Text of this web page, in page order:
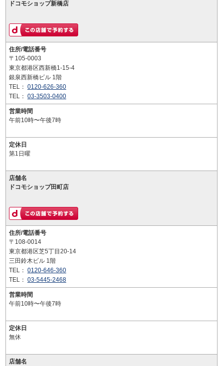
ドコモショップ新橋店
住所/電話番号
〒105-0003
東京都港区西新橋1-15-4
銀泉西新橋ビル 1階
TEL： 0120-626-360
TEL： 03-3503-0400
営業時間
午前10時〜午後7時
定休日
第1日曜
店舗名
ドコモショップ田町店
住所/電話番号
〒108-0014
東京都港区芝5丁目20-14
三田鈴木ビル 1階
TEL： 0120-646-360
TEL： 03-5445-2468
営業時間
午前10時〜午後7時
定休日
無休
店舗名